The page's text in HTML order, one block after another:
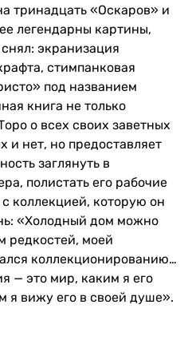
тринадцать «Оскаров» и
легендарны картины,
экранизация
стимпанковая
под названием
книга не только
о всех своих заветных
и нет, но предоставляет
заглянуть в
полистать его рабочие
коллекцией, которую он
«Холодный дом можно
редкостей, моей
коллекционированию…
— это мир, каким я его
я вижу его в своей душе».